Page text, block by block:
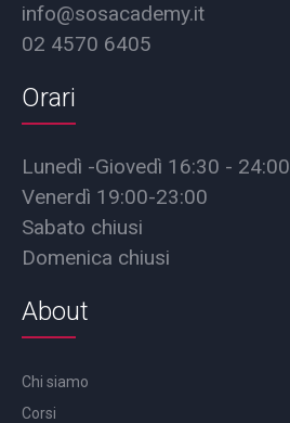
info@sosacademy.it
02 4570 6405
Orari
Lunedì -Giovedì 16:30 - 24:00
Venerdì 19:00-23:00
Sabato chiusi
Domenica chiusi
About
Chi siamo
Corsi